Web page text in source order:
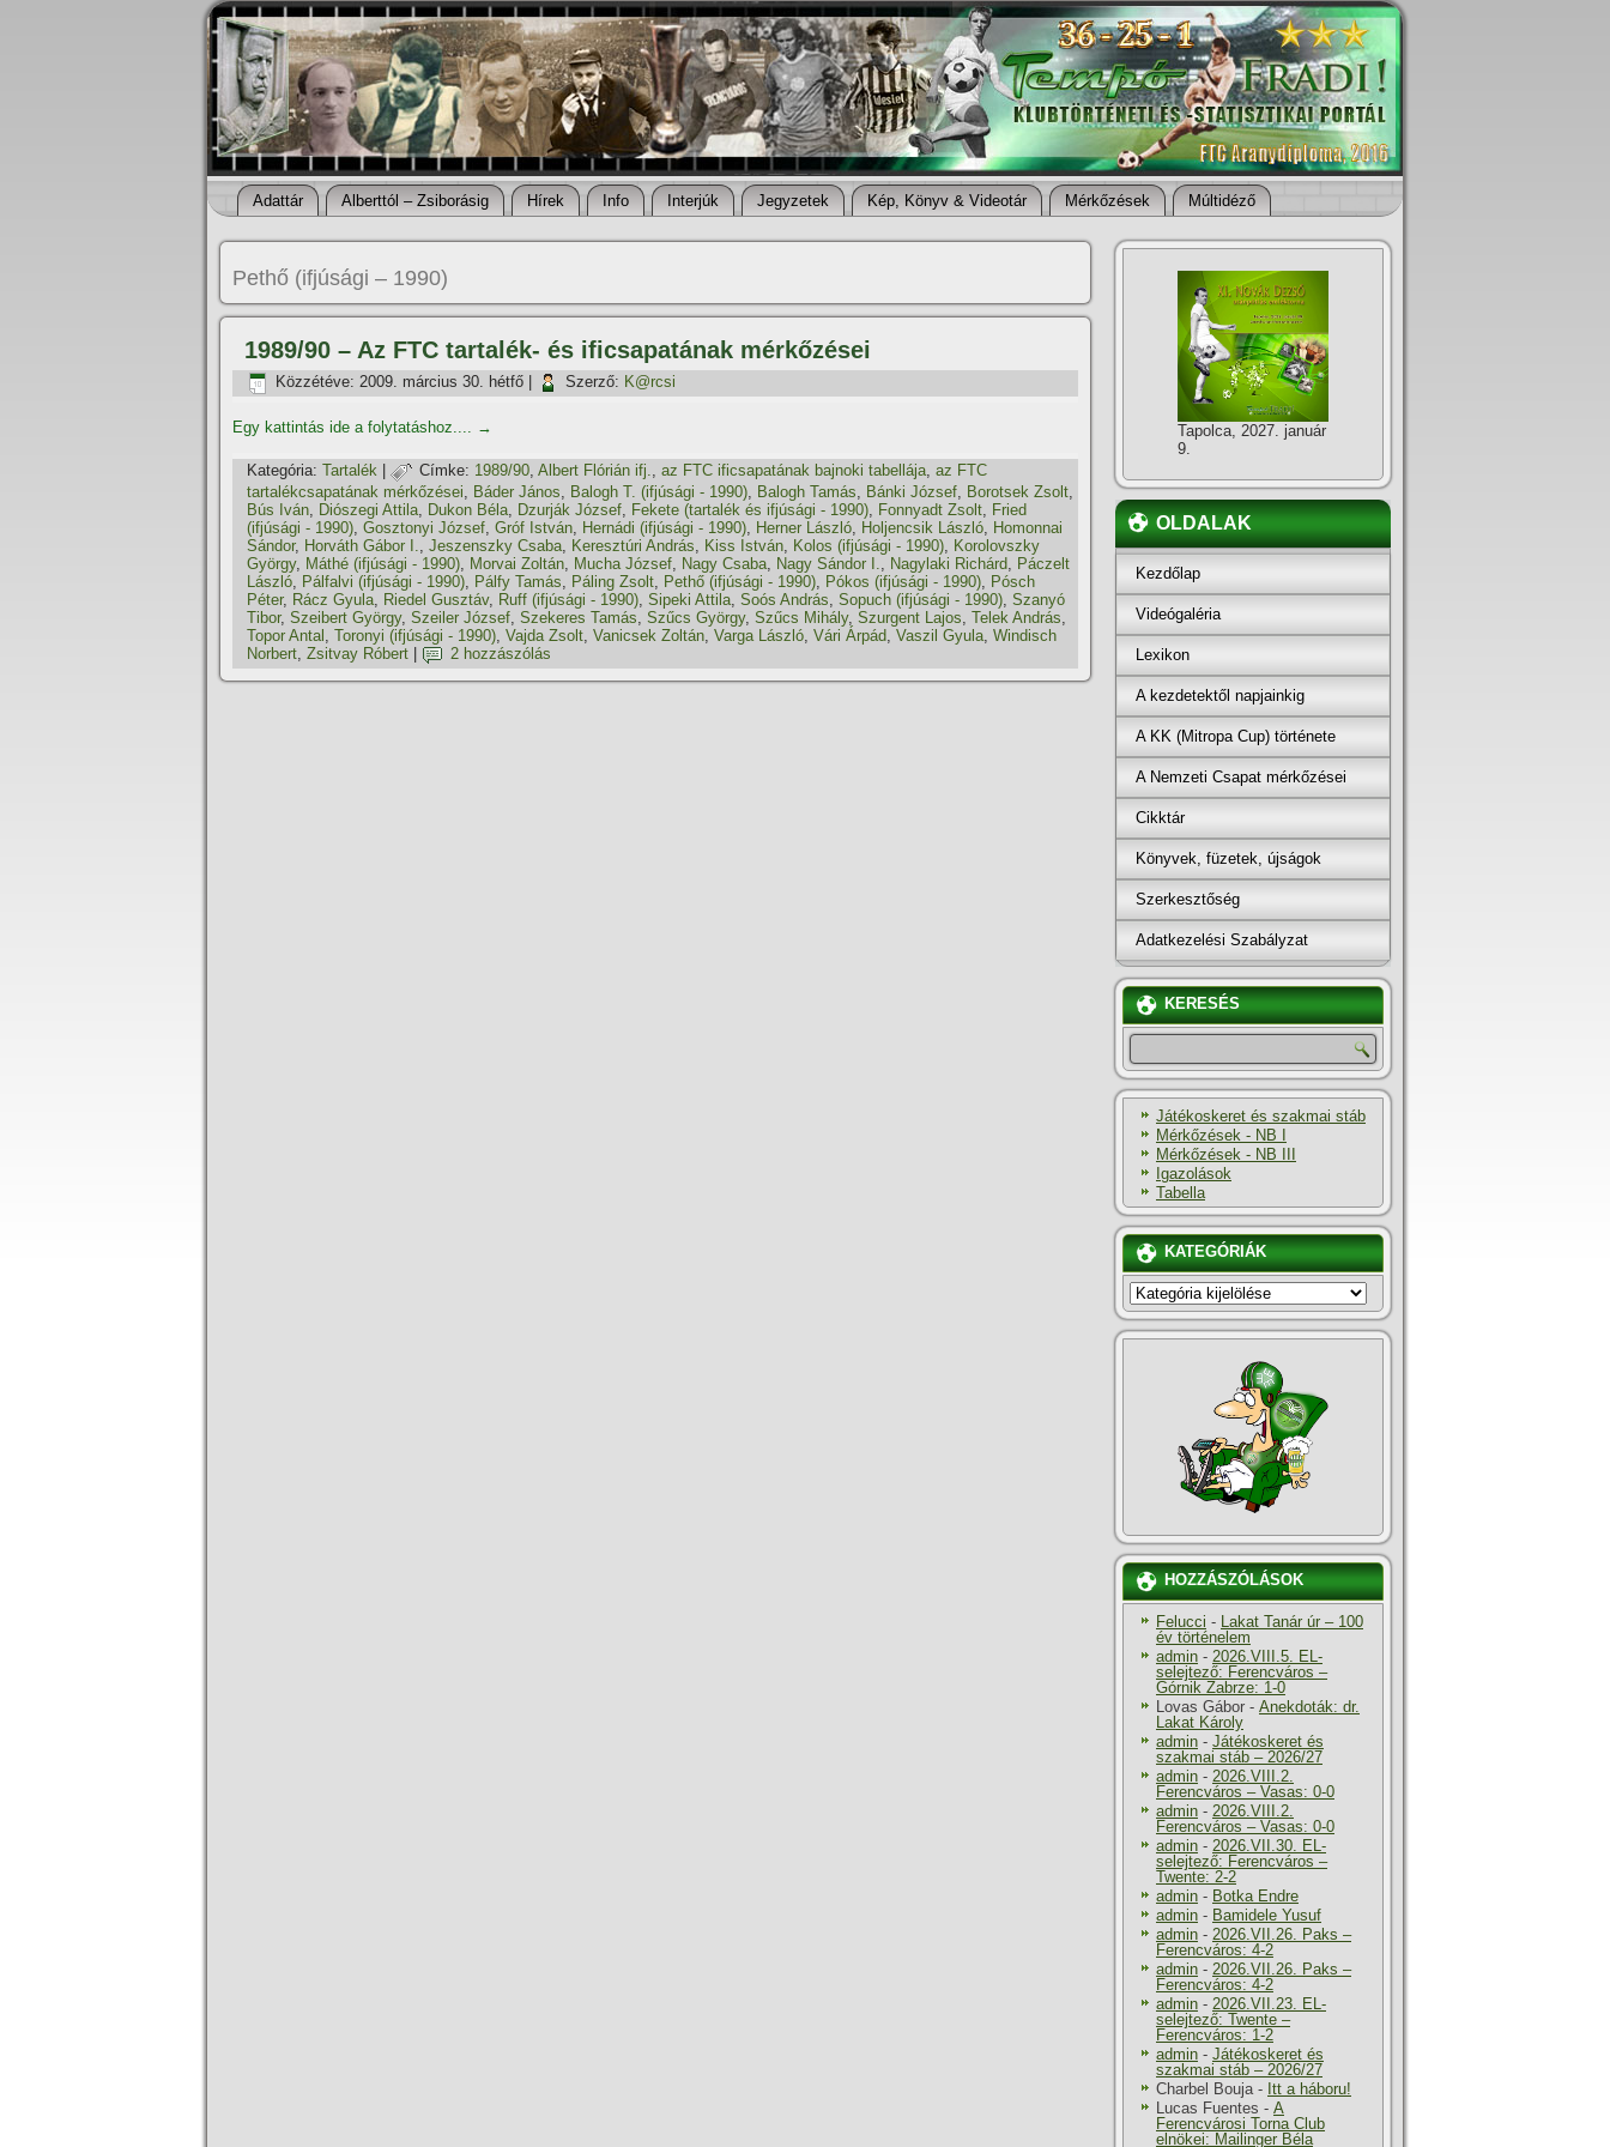
Adattár Alberttól – Zsiborásig Hí­rek Info Interjúk Jegyzetek Kép, Könyv & Videotár Mérkőzések Múltidéző
Pethő (ifjúsági – 1990)
1989/90 – Az FTC tartalék- és ificsapatának mérkőzései
Közzétéve: 2009. március 30. hétfő Szerző: K@rcsi
Egy kattintás ide a folytatáshoz.... →
Kategória: Tartalék Címke: 1989/90, Albert Flórián ifj., az FTC ificsapatának bajnoki tabellája, az FTC
tartalékcsapatának mérkőzései, Báder János, Balogh T. (ifjúsági - 1990), Balogh Tamás, Bánki József, Borotsek Zsolt,
Bús Iván, Diószegi Attila, Dukon Béla, Dzurják József, Fekete (tartalék és ifjúsági - 1990), Fonnyadt Zsolt, Fried
(ifjúsági - 1990), Gosztonyi József, Gróf István, Hernádi (ifjúsági - 1990), Herner László, Holjencsik László, Homonnai
Sándor, Horváth Gábor I., Jeszenszky Csaba, Keresztúri András, Kiss István, Kolos (ifjúsági - 1990), Korolovszky
György, Máthé (ifjúsági - 1990), Morvai Zoltán, Mucha József, Nagy Csaba, Nagy Sándor I., Nagylaki Richárd, Páczelt
László, Pálfalvi (ifjúsági - 1990), Pálfy Tamás, Páling Zsolt, Pethő (ifjúsági - 1990), Pókos (ifjúsági - 1990), Pósch
Péter, Rácz Gyula, Riedel Gusztáv, Ruff (ifjúsági - 1990), Sipeki Attila, Soós András, Sopuch (ifjúsági - 1990), Szanyó
Tibor, Szeibert György, Szeiler József, Szekeres Tamás, Szűcs György, Szűcs Mihály, Szurgent Lajos, Telek András,
Topor Antal , Toronyi (ifjúsági - 1990), Vajda Zsolt, Vanicsek Zoltán, Varga László, Vári Árpád, Vaszil Gyula, Windisch
Norbert, Zsitvay Róbert 2 hozzászólás
Tapolca, 2027. január
9.
OLDALAK
Kezdőlap
Videógaléria
Lexikon
A kezdetektől napjainkig
A KK (Mitropa Cup) története
A Nemzeti Csapat mérkőzései
Cikktár
Könyvek, füzetek, újságok
Szerkesztőség
Adatkezelési Szabályzat
KERESÉS
Játékoskeret és szakmai stáb
Mérkőzések - NB I
Mérkőzések - NB III
Igazolások
Tabella
KATEGÓRIÁK
KATEGÓRIÁK
HOZZÁSZÓLÁSOK
Felucci - Lakat Tanár úr – 100
év történelem
admin - 2026.VIII.5. EL-
selejtező: Ferencváros –
Górnik Zabrze: 1-0
Lovas Gábor - Anekdoták: dr.
Lakat Károly
admin - Játékoskeret és
szakmai stáb – 2026/27
admin - 2026.VIII.2.
Ferencváros – Vasas: 0-0
admin - 2026.VIII.2.
Ferencváros – Vasas: 0-0
admin - 2026.VII.30. EL-
selejtező: Ferencváros –
Twente: 2-2
admin - Botka Endre
admin - Bamidele Yusuf
admin - 2026.VII.26. Paks –
Ferencváros: 4-2
admin - 2026.VII.26. Paks –
Ferencváros: 4-2
admin - 2026.VII.23. EL-
selejtező: Twente –
Ferencváros: 1-2
admin - Játékoskeret és
szakmai stáb – 2026/27
Charbel Bouja- Itt a háboru!
Lucas Fuentes - A
Ferencvárosi Torna Club
elnökei: Mailinger Béla